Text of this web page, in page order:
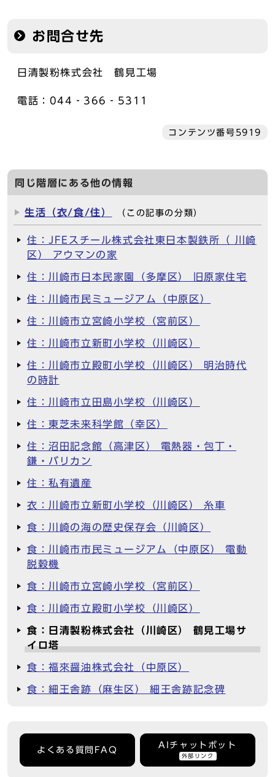
お問合せ先
日清製粉株式会社 鶴見工場
電話：044‐366‐5311
コンテンツ番号5919
同じ階層にある他の情報
生活（衣/食/住） （この記事の分類）
住：JFEスチール株式会社東日本製鉄所（ 川崎
区） アウマンの家
住：川崎市日本民家園（多摩区） 旧原家住宅
住：川崎市民ミュージアム（中原区）
住：川崎市立宮崎小学校（宮前区）
住：川崎市立新町小学校（川崎区）
住：川崎市立殿町小学校（川崎区） 明治時代
の時計
住：川崎市立田島小学校（川崎区）
住：東芝未来科学館（幸区）
住：沼田記念館（高津区） 電熱器・包丁・
鎌・バリカン
住：私有遺産
衣：川崎市立新町小学校（川崎区） 糸車
食：川崎の海の歴史保存会（川崎区）
食：川崎市市民ミュージアム（中原区） 電動
脱穀機
食：川崎市立宮崎小学校（宮前区）
食：川崎市立殿町小学校（川崎区）
食：日清製粉株式会社（川崎区） 鶴見工場サ
イロ塔
食：福來醤油株式会社（中原区）
食：細王舎跡（麻生区） 細王舎跡記念碑
よくある質問FAQ
AIチャットボット
外部リンク